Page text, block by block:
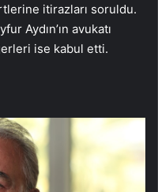
itirazları soruldu.
Aydın’ın avukatı
ise kabul etti.